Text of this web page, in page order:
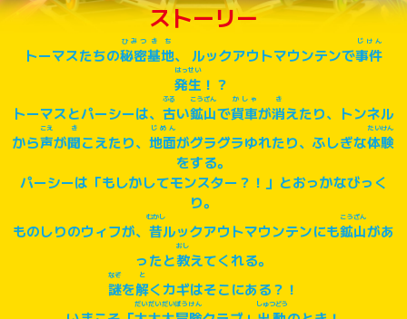
ストーリー
トーマスたちの秘密
ひみつ
基地
きち
、 ルックアウトマウンテンで事件
じけん
発生
はっせい
！？
トーマスとパーシーは、 古
ふる
い鉱山
こうざん
で貨車
かしゃ
が消
き
えたり、トンネル
から声
こえ
が聞
き
こえたり、 地面
じめん
がグラグラゆれたり、ふしぎな体験
たいけん
をする。
パーシーは「もしかしてモンスター？！」とおっかなびっく
り。
ものしりのウィフが、 昔
むかし
ルックアウトマウンテンにも鉱山
こうざん
があ
ったと教
おし
えてくれる。
謎
なぞ
を解
と
くカギはそこにある？！
だいだいだいぼうけん しゅつどう